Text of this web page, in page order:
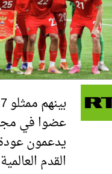
عضوا في
يدعمون
القدم العالمية